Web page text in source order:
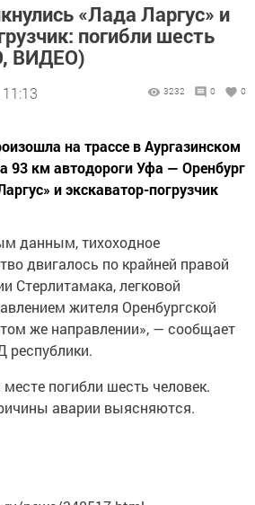
«Лада Ларгус» и
погибли шесть
ВИДЕО)
3232 0 0
на трассе в Аургазинском
93 км автодороги Уфа — Оренбург
и экскаватор-погрузчик
данным, тихоходное
двигалось по крайней правой
Стерлитамака, легковой
жителя Оренбургской
же направлении», — сообщает
республики.
погибли шесть человек.
аварии выясняются.